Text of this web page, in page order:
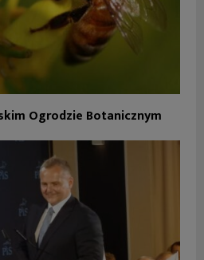
Ogrodzie Botanicznym